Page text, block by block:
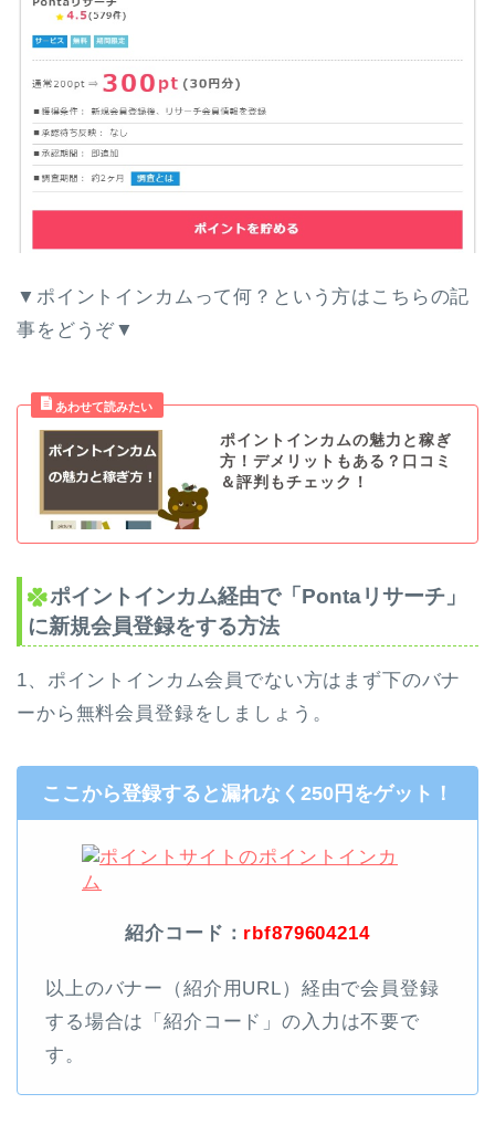
▼ポイントインカムって何？という方はこちらの記
事をどうぞ▼
ポイントインカムの魅力と稼ぎ
方！デメリットもある？口コミ
＆評判もチェック！
ポイントインカム経由で「Pontaリサーチ」
に新規会員登録をする方法
1、ポイントインカム会員でない方はまず下のバナ
ーから無料会員登録をしましょう。
ここから登録すると漏れなく250円をゲット！
紹介コード： rbf879604214
以上のバナー（紹介用URL）経由で会員登録
する場合は「紹介コード」の入力は不要で
す。